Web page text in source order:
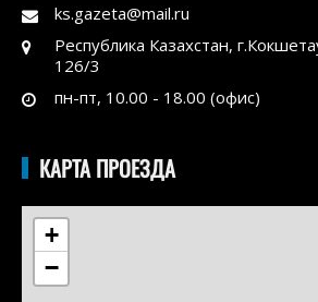
ks.gazeta@mail.ru
Республика Казахстан,
126/3
пн-пт, 10.00 - 18.00 (офис)
КАРТА ПРОЕЗДА
+
−